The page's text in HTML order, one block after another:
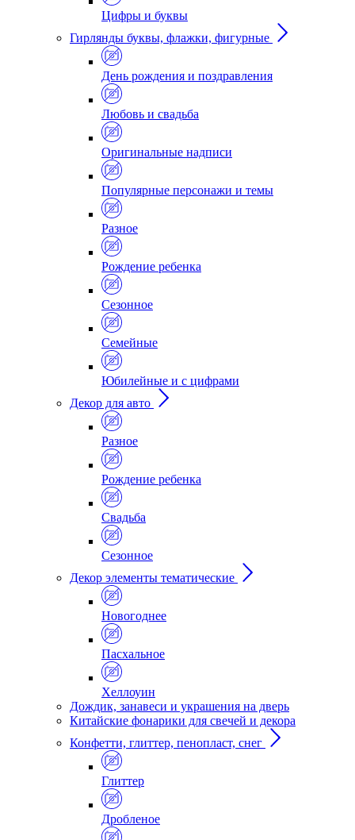
Цифры и буквы
Гирлянды буквы, флажки, фигурные
День рождения и поздравления
Любовь и свадьба
Оригинальные надписи
Популярные персонажи и темы
Разное
Рождение ребенка
Сезонное
Семейные
Юбилейные и с цифрами
Декор для авто
Разное
Рождение ребенка
Свадьба
Сезонное
Декор элементы тематические
Новогоднее
Пасхальное
Хеллоуин
Дождик, занавеси и украшения на дверь
Китайские фонарики для свечей и декора
Конфетти, глиттер, пенопласт, снег
Глиттер
Дробленое